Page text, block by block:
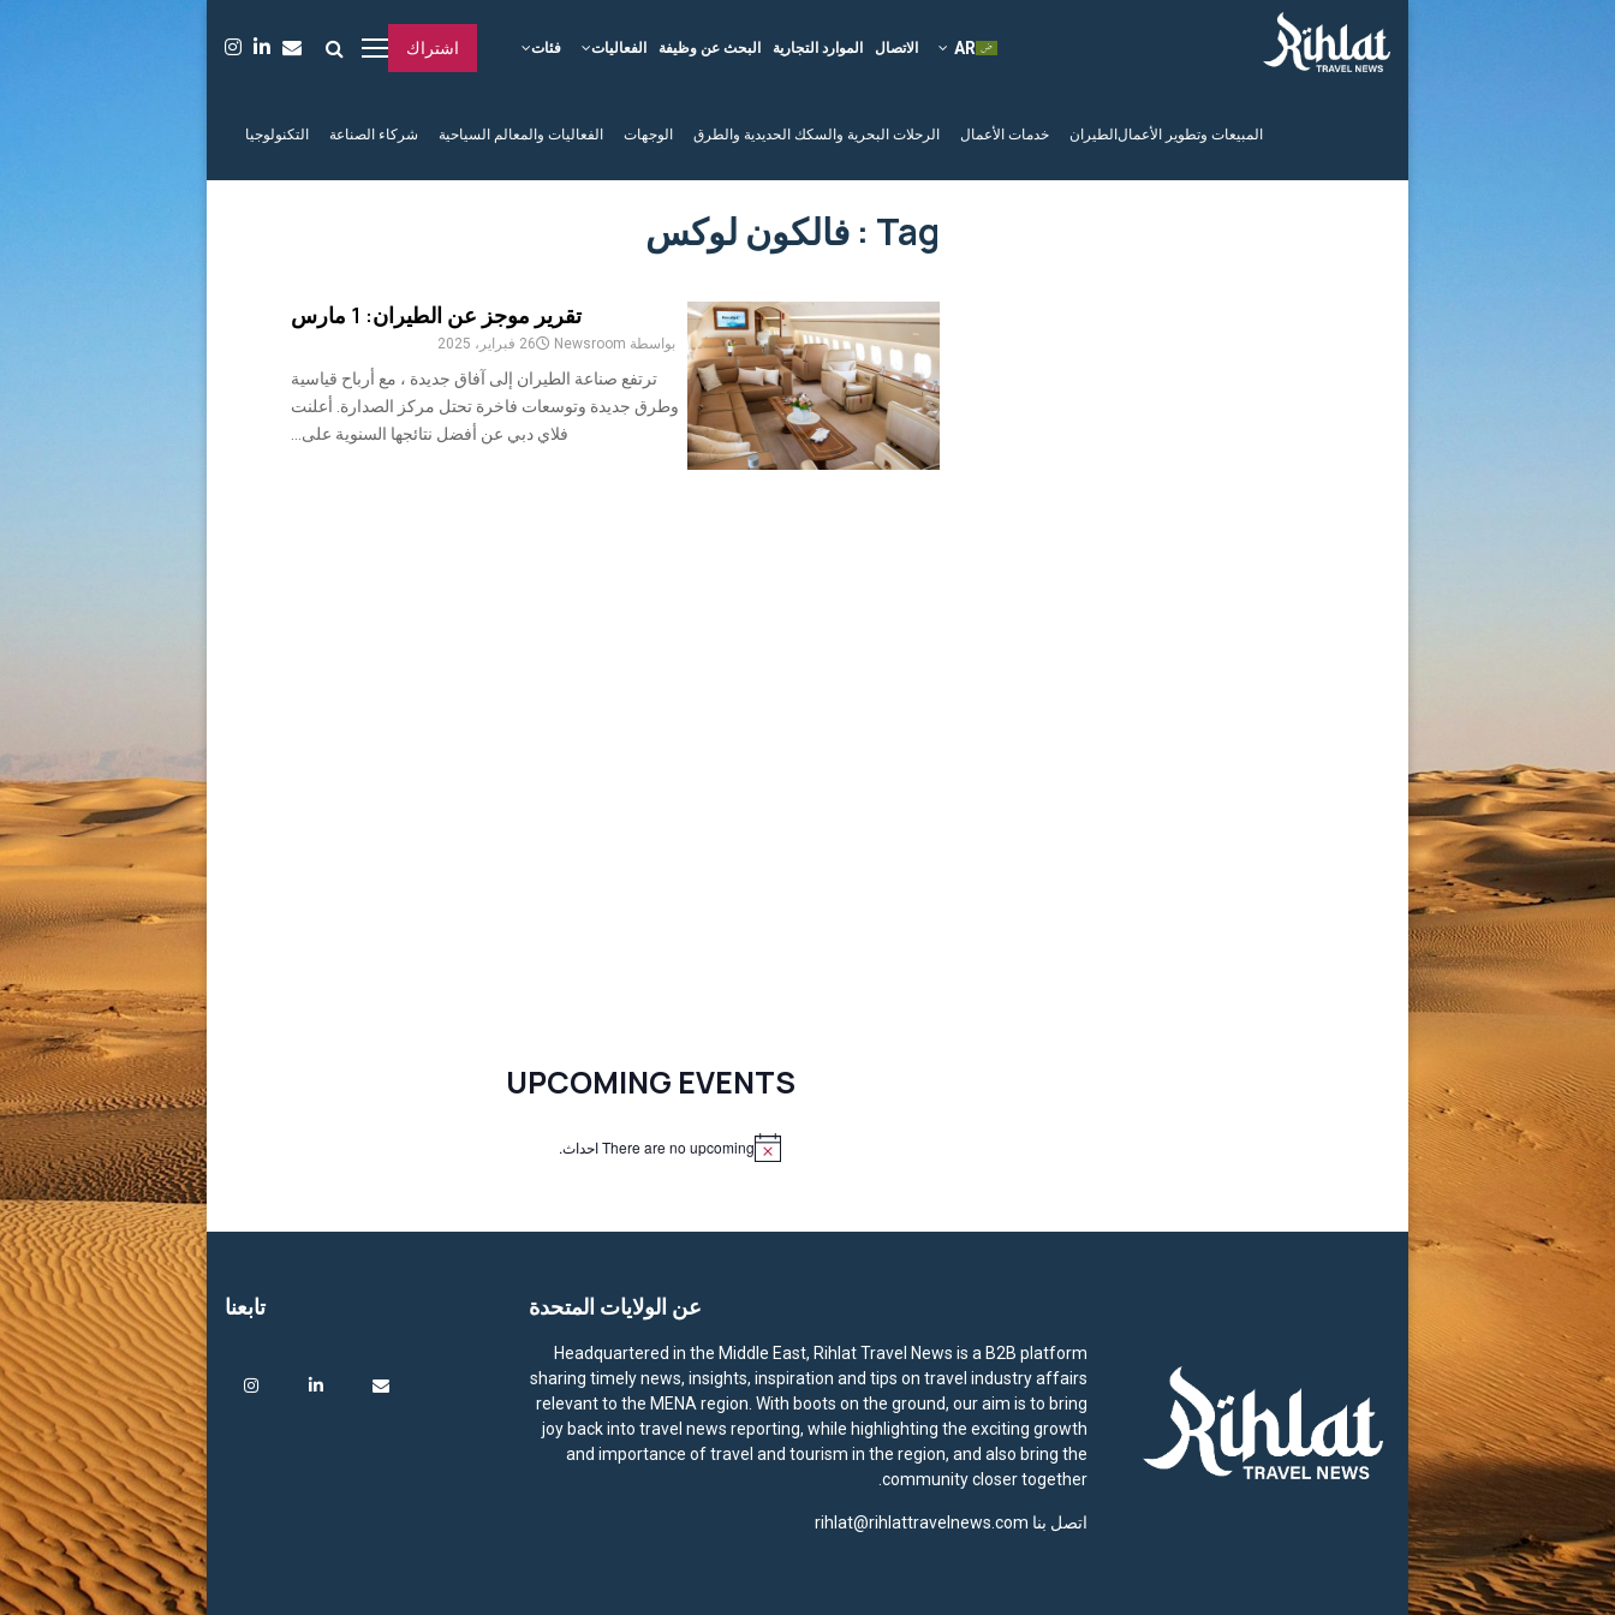
فئات الفعاليات البحث عن وظيفة الموارد التجارية الاتصال اشتراك
المبيعات وتطوير الأعمال الطيران خدمات الأعمال الرحلات البحرية والسكك الحديدية والطرق الوجهات الفعاليات والمعالم السياحية شركاء الصناعة التكنولوجيا
Tag : فالكون لوكس
تقرير موجز عن الطيران: 1 مارس
بواسطة Newsroom 26 فبراير، 2025
ترتفع صناعة الطيران إلى آفاق جديدة ، مع أرباح قياسية
وطرق جديدة وتوسعات فاخرة تحتل مركز الصدارة. أعلنت
فلاي دبي عن أفضل نتائجها السنوية على...
UPCOMING EVENTS
c
There are no upcoming احداث.
عن الولايات المتحدة
Headquartered in the Middle East, Rihlat Travel News is a B2B platform
sharing timely news, insights, inspiration and tips on travel industry affairs
relevant to the MENA region. With boots on the ground, our aim is to bring
joy back into travel news reporting, while highlighting the exciting growth
and importance of travel and tourism in the region, and also bring the
community closer together.
اتصل بنا rihlat@rihlattravelnews.com
تابعنا